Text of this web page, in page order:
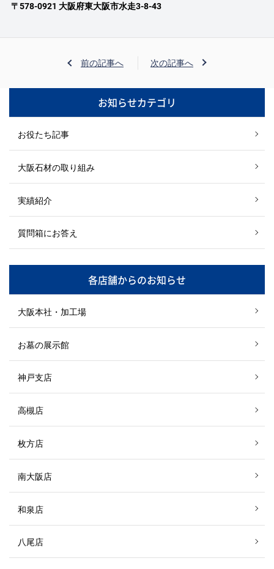
〒578-0921 大阪府東大阪市水走3-8-43
前の記事へ 次の記事へ
お知らせカテゴリ
お役たち記事
大阪石材の取り組み
実績紹介
質問箱にお答え
各店舗からのお知らせ
大阪本社・加工場
お墓の展示館
神戸支店
高槻店
枚方店
南大阪店
和泉店
八尾店